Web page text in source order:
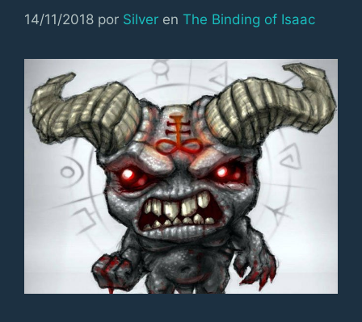
14/11/2018 por Silver en Categorías
The Binding of Isaac